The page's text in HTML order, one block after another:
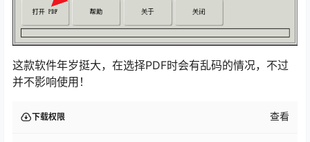
这款软件年岁挺大，在选择PDF时会有乱码的情况，不过
并不影响使用！
下载权限 查看